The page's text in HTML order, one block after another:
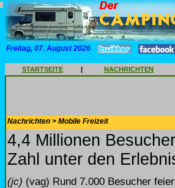
Freitag, 07. August 2026
STARTSEITE | NACHRICHTEN
Nachrichten > Mobile Freizeit
4,4 Millionen
Zahl unter den
(jc) (vag) Rund 7.000 Besucher